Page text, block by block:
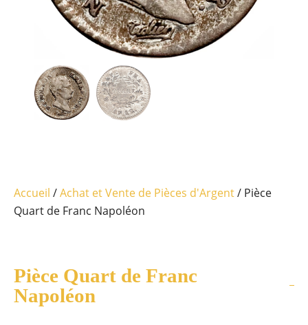
Accueil /Achat et Vente de Pièces d'Argent/ Pièce
Quart de Franc Napoléon
Pièce Quart de Franc
Napoléon